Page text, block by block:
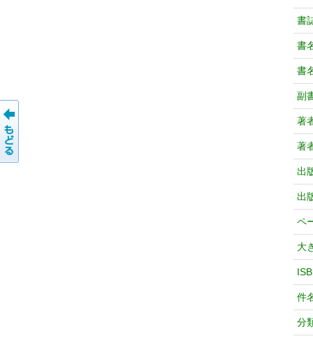
書
書
書
副
著
著
出
出
ペ
大
件
分